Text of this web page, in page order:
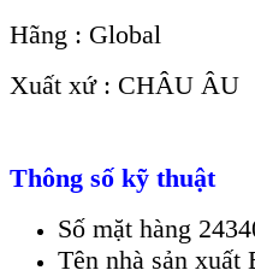
Hãng : Global
Xuất xứ : CHÂU ÂU
Thông số kỹ thuật
Số mặt hàng
Tên nhà sản xuất